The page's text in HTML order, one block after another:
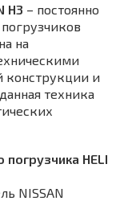
H3 – постоянно
на
конструкции и
техника
HELI
NISSAN